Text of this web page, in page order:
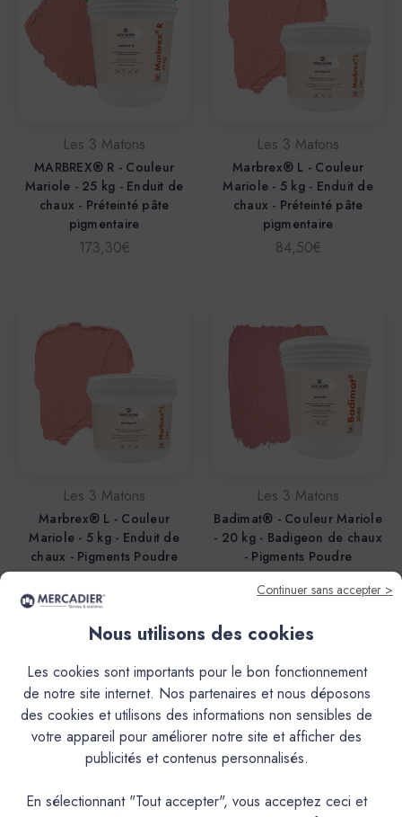
Les 3 Matons
MARBREX® R - Couleur
Mariole - 25 kg - Enduit de
chaux - Préteinté pâte
pigmentaire
173,30€
Les 3 Matons
Marbrex® L - Couleur
Mariole - 5 kg - Enduit de
chaux - Préteinté pâte
pigmentaire
84,50€
Les 3 Matons
Marbrex® L - Couleur
Mariole - 5 kg - Enduit de
chaux - Pigments Poudre
Les 3 Matons
Badimat® - Couleur Mariole
- 20 kg - Badigeon de chaux
- Pigments Poudre
228,00€
Continuer sans accepter >
Nous utilisons des cookies
Les cookies sont importants pour le bon fonctionnement
de notre site internet. Nos partenaires et nous déposons
des cookies et utilisons des informations non sensibles de
votre appareil pour améliorer notre site et afficher des
publicités et contenus personnalisés.
En sélectionnant "Tout accepter", vous acceptez ceci et